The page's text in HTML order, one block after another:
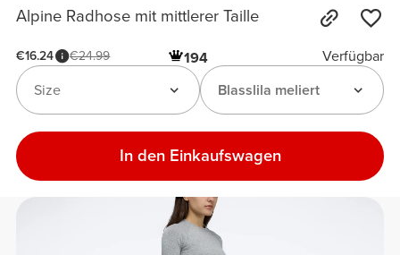
Alpine Radhose mit mittlerer Taille
€16.24 €24.99 194
Verfügbar
Blasslila meliert
Size
In den Einkaufswagen